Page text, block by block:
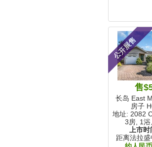
公开展售
售
长岛 East
房子
地址: 2082
3房, 1浴,
上市
距离法拉